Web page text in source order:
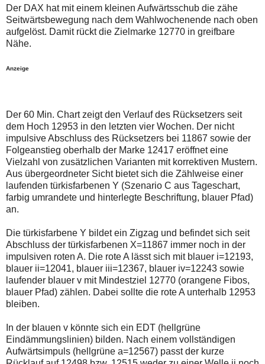
auch
Verstösse
gegen
die
Netiquette
Missbrauch
überprüfen
Sie
Ihre
Browsereinstellungen
oder
Ihre
Internetverbindung
und
versuchen
Sie
einem
späteren
Zeitpunkt
noch
einmal.
Sollte
das
Problem
weiterbestehen
ich
um
Kontaktaufnahme
per
Alternativ
sind
die
Post
auch
Plattform
Der DAX hat mit einem kleinen Aufwärtsschub die zähe
Seitwärtsbewegung nach dem Wahlwochenende nach oben
aufgelöst. Damit rückt die Zielmarke 12770 in greifbare
Nähe.
Anzeige
Der 60 Min. Chart zeigt den Verlauf des Rücksetzers seit
dem Hoch 12953 in den letzten vier Wochen. Der nicht
impulsive Abschluss des Rücksetzers bei 11867 sowie der
Folgeanstieg oberhalb der Marke 12417 eröffnet eine
Vielzahl von zusätzlichen Varianten mit korrektiven Mustern.
Aus übergeordneter Sicht bietet sich die Zählweise einer
laufenden türkisfarbenen Y (Szenario C aus Tageschart,
farbig umrandete und hinterlegte Beschriftung, blauer Pfad)
an.
Die türkisfarbene Y bildet ein Zigzag und befindet sich seit
Abschluss der türkisfarbenen X=11867 immer noch in der
impulsiven roten A. Die rote A lässt sich mit blauer i=12193,
blauer ii=12041, blauer iii=12367, blauer iv=12243 sowie
laufender blauer v mit Mindestziel 12770 (orangene Fibos,
blauer Pfad) zählen. Dabei sollte die rote A unterhalb 12953
bleiben.
In der blauen v könnte sich ein EDT (hellgrüne
Eindämmungslinien) bilden. Nach einem vollständigen
Aufwärtsimpuls (hellgrüne a=12567) passt der kurze